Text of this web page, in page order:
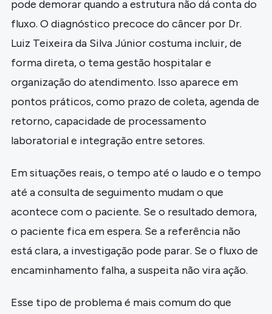
pode demorar quando a estrutura não dá conta do
fluxo. O diagnóstico precoce do câncer por Dr.
Luiz Teixeira da Silva Júnior costuma incluir, de
forma direta, o tema gestão hospitalar e
organização do atendimento. Isso aparece em
pontos práticos, como prazo de coleta, agenda de
retorno, capacidade de processamento
laboratorial e integração entre setores.
Em situações reais, o tempo até o laudo e o tempo
até a consulta de seguimento mudam o que
acontece com o paciente. Se o resultado demora,
o paciente fica em espera. Se a referência não
está clara, a investigação pode parar. Se o fluxo de
encaminhamento falha, a suspeita não vira ação.
Esse tipo de problema é mais comum do que